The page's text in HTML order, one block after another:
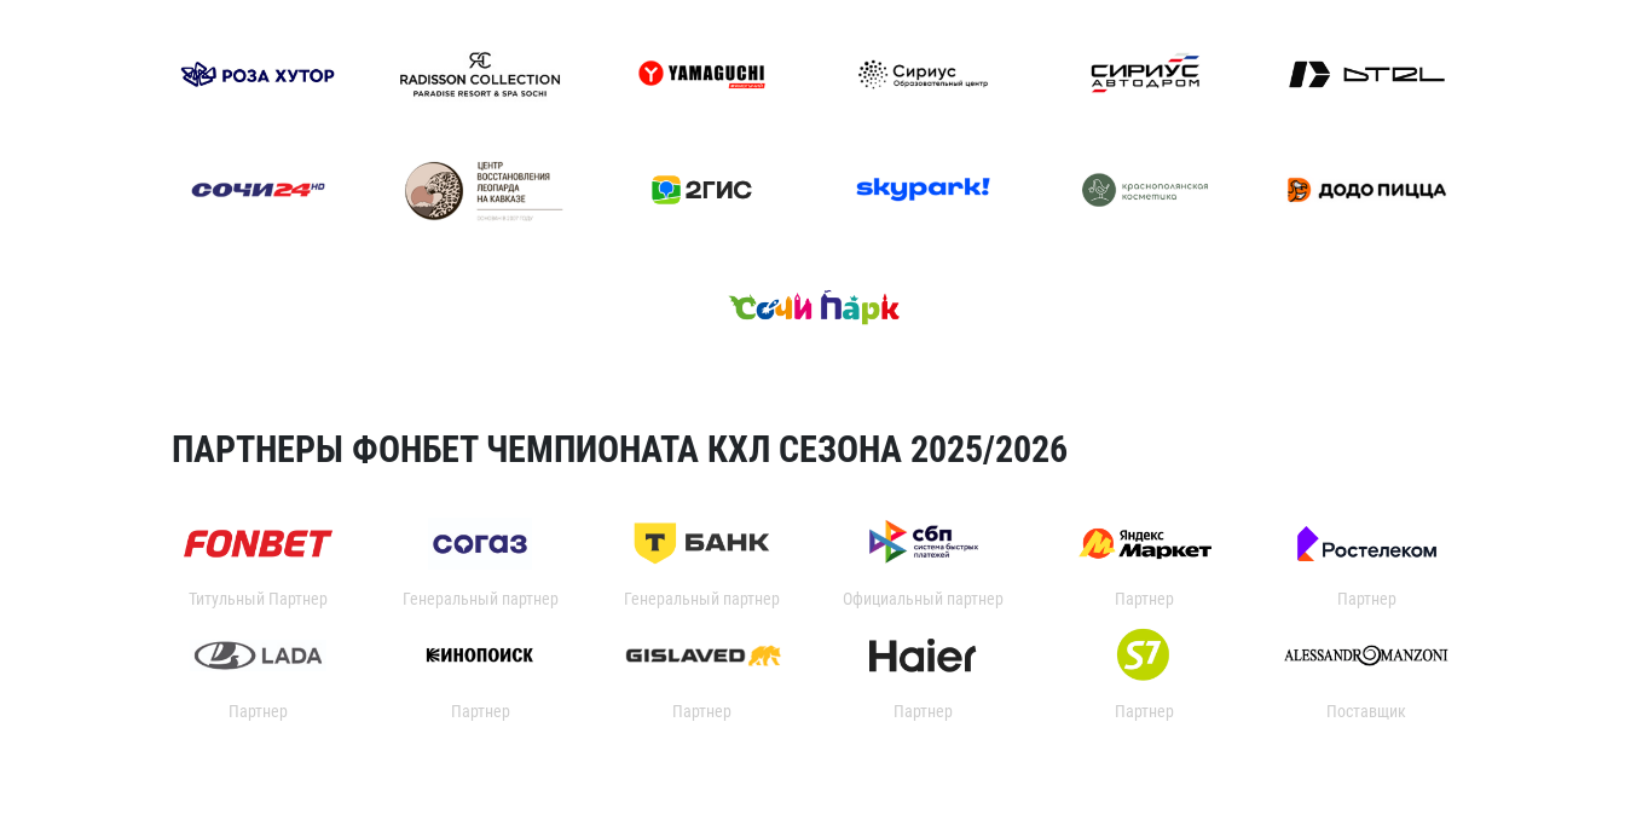
ПАРТНЕРЫ ФОНБЕТ ЧЕМПИОНАТА КХЛ СЕЗОНА 2025/2026
Титульный Партнер Генеральный партнер Генеральный партнер Официальный партнер Партнер Партнер
Партнер Партнер Партнер Партнер Партнер Поставщик